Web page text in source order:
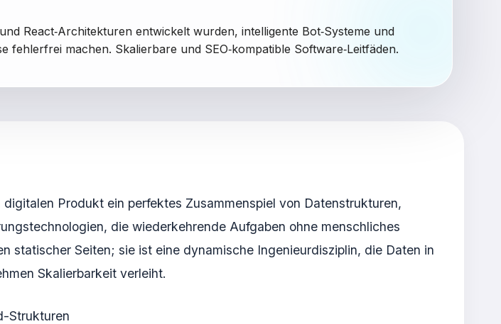
React‑Architekturen entwickelt wurden, intelligente Bot‑Systeme und
fehlerfrei machen. Skalierbare und SEO‑kompatible Software‑Leitfäden.
Produkt ein perfektes Zusammenspiel von Datenstrukturen,
die wiederkehrende Aufgaben ohne menschliches
statischer Seiten; sie ist eine dynamische Ingenieurdisziplin, die Daten in
Skalierbarkeit verleiht.
Strukturen